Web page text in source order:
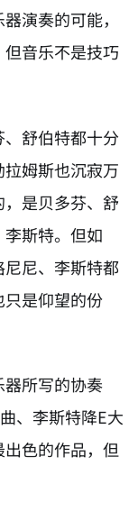
演奏的可能，
音乐不是技巧
舒伯特都十分
姆斯也沉寂万
是贝多芬、舒
斯特。但如
尼、李斯特都
是仰望的份
所写的协奏
、李斯特降E大
色的作品，但